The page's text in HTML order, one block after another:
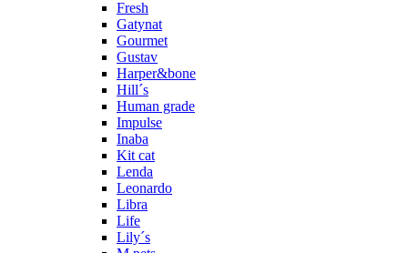
Fresh
Gatynat
Gourmet
Gustav
Harper&bone
Hill´s
Human grade
Impulse
Inaba
Kit cat
Lenda
Leonardo
Libra
Life
Lily´s